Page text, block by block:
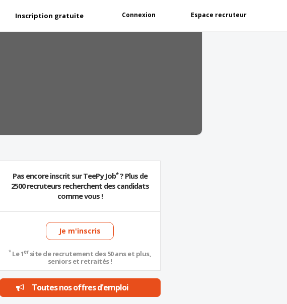
Inscription gratuite Connexion Espace recruteur
Pas encore inscrit sur TeePy Job*? Plus de
2500 recruteurs recherchent des candidats
comme vous !
Je m'inscris
*Le 1ersite de recrutement des 50 ans et plus,
seniors et retraités !
Toutes nos offres d'emploi